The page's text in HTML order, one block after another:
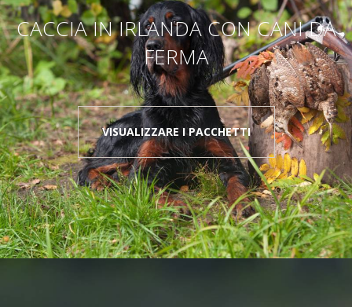
CACCIA IN IRLANDA CON CANI DA
FERMA
VISUALIZZARE I PACCHETTI